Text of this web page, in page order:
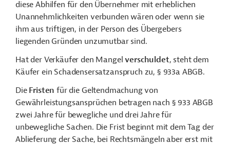
diese Abhilfen für den Übernehmer mit erheblichen
Unannehmlichkeiten verbunden wären oder wenn sie
ihm aus triftigen, in der Person des Übergebers
liegenden Gründen unzumutbar sind.
Hat der Verkäufer den Mangelverschuldet, steht dem
Käufer ein Schadensersatzanspruch zu, § 933a ABGB.
Die Fristen für die Geltendmachung von
Gewährleistungsansprüchen betragen nach § 933 ABGB
zwei Jahre für bewegliche und drei Jahre für
unbewegliche Sachen. Die Frist beginnt mit dem Tag der
Ablieferung der Sache, bei Rechtsmängeln aber erst mit